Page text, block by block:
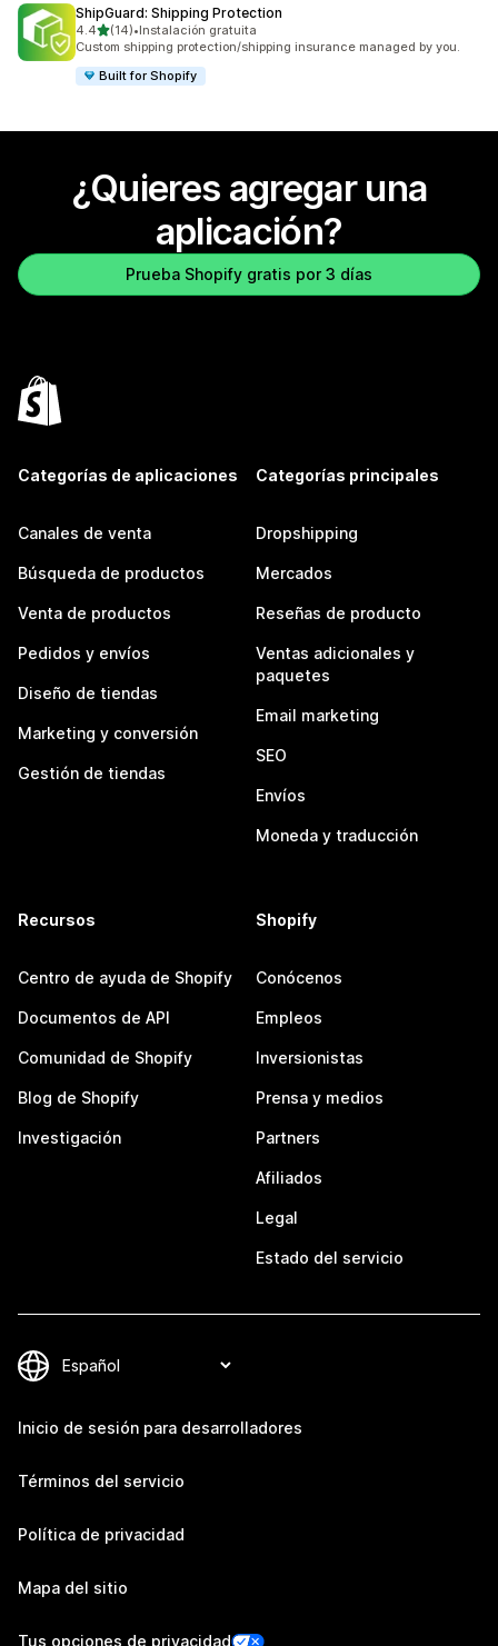
ShipGuard: Shipping Protection
4.4de 5 estrellas
(14)
14 reseñas en total
•Instalación gratuita
Custom shipping protection/shipping insurance managed by you.
Built for Shopify
¿Quieres agregar una
aplicación?
Prueba Shopify gratis por 3 días
Categorías de aplicaciones
Canales de venta
Búsqueda de productos
Venta de productos
Pedidos y envíos
Diseño de tiendas
Marketing y conversión
Gestión de tiendas
Categorías principales
Dropshipping
Mercados
Reseñas de producto
Ventas adicionales y
paquetes
Email marketing
SEO
Envíos
Moneda y traducción
Recursos
Centro de ayuda de Shopify
Documentos de API
Comunidad de Shopify
Blog de Shopify
Investigación
Shopify
Conócenos
Empleos
Inversionistas
Prensa y medios
Partners
Afiliados
Legal
Estado del servicio
Inicio de sesión para desarrolladores
Términos del servicio
Política de privacidad
Mapa del sitio
Tus opciones de privacidad